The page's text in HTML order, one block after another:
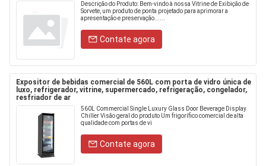
Descrição do Produto: Bem-vindo à nossa Vitrine de Exibição de
Sorvete, um produto de ponta projetado para aprimorar a
apresentação e preservação......
Contate agora
Expositor de bebidas comercial de 560L com porta de vidro única de
luxo, refrigerador, vitrine, supermercado, refrigeração, congelador,
resfriador de ar
560L Commercial Single Luxury Glass Door Beverage Display
Chiller Visão geral do produto Um frigorífico comercial de alta
qualidade com portas de vi
Contate agora